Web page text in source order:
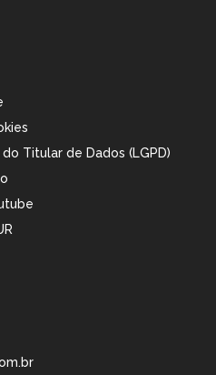
Titular de Dados (LGPD)